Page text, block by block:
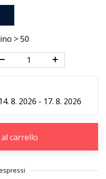
> 50
14. 8. 2026 - 17. 8. 2026
carrello